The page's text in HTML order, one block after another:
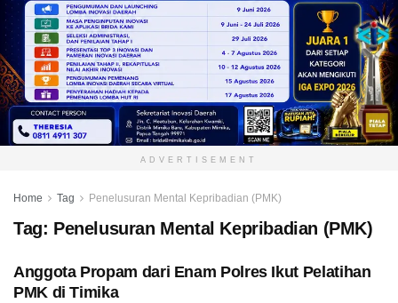
ADVERTISEMENT
Home Tag Penelusuran Mental Kepribadian (PMK)
Tag: Penelusuran Mental Kepribadian (PMK)
Anggota Propam dari Enam Polres Ikut Pelatihan
PMK di Timika